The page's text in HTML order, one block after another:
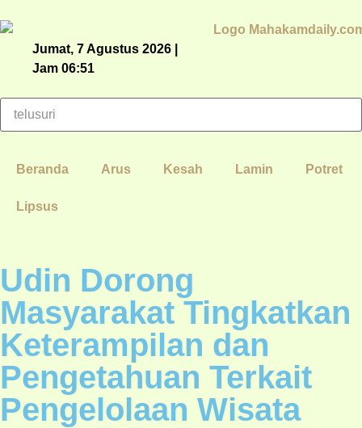
Jumat, 7 Agustus 2026 |
Jam 06:51
Beranda Arus Kesah Lamin Potret
Lipsus
Udin Dorong
Masyarakat Tingkatkan
Keterampilan dan
Pengetahuan Terkait
Pengelolaan Wisata